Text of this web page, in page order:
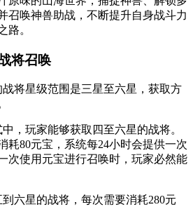
召唤神兽助战，不断提升自身战斗力
路。
将召唤
将星级范围是三星至六星，获取方
，玩家能够获取四至六星的战将。
耗80元宝，系统每24小时会提供一次
次使用元宝进行召唤时，玩家必然能
六星的战将，每次需要消耗280元